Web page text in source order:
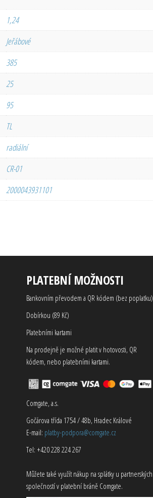
1,24
Jeřábové
385
25
95
TL
radiální
CR-01
2000043931101
PLATEBNÍ MOŽNOSTI
Bankovním převodem a QR kódem (bez poplatku)
Dobírkou (89 Kč)
Platebními kartami
Na prodejně je možné platit v hotovosti, QR
kódem, nebo platebními kartami.
Comgate, a.s.
Gočárova třída 1754 / 48b, Hradec Králové
E-mail: platby-podpora@comgate.cz
Tel: +420 228 224 267
Můžete také využít nákup na splátky u partnerských
společností v platební bráně Comgate.